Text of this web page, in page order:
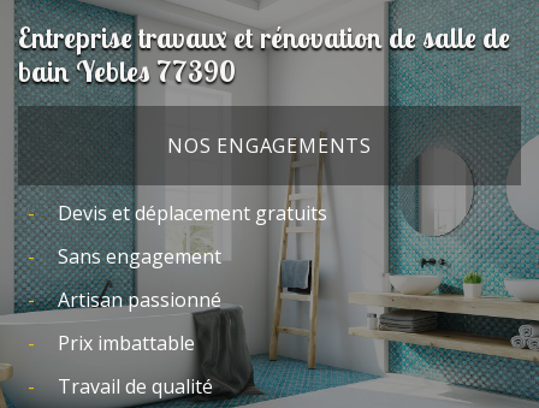
Entreprise travaux et rénovation de salle de
bain Yebles 77390
NOS ENGAGEMENTS
Devis et déplacement gratuits
Sans engagement
Artisan passionné
Prix imbattable
Travail de qualité